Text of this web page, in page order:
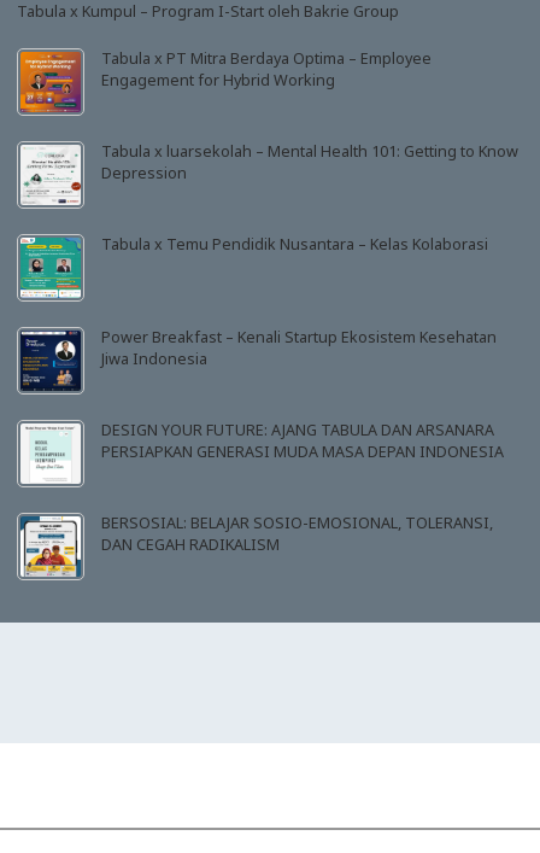
Tabula x Kumpul – Program I-Start oleh Bakrie Group
Tabula x PT Mitra Berdaya Optima – Employee
Engagement for Hybrid Working
Tabula x luarsekolah – Mental Health 101: Getting to Know
Depression
Tabula x Temu Pendidik Nusantara – Kelas Kolaborasi
Power Breakfast – Kenali Startup Ekosistem Kesehatan
Jiwa Indonesia
DESIGN YOUR FUTURE: AJANG TABULA DAN ARSANARA
PERSIAPKAN GENERASI MUDA MASA DEPAN INDONESIA
BERSOSIAL: BELAJAR SOSIO-EMOSIONAL, TOLERANSI,
DAN CEGAH RADIKALISM